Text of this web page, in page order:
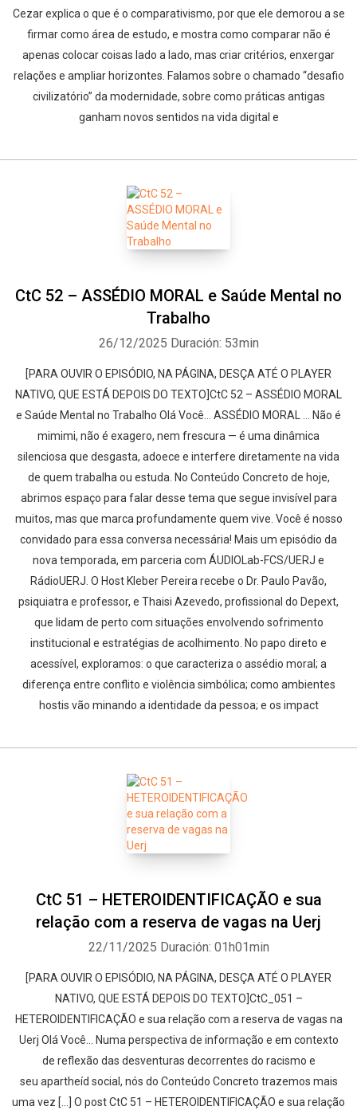
Cezar explica o que é o comparativismo, por que ele demorou a se
firmar como área de estudo, e mostra como comparar não é
apenas colocar coisas lado a lado, mas criar critérios, enxergar
relações e ampliar horizontes. Falamos sobre o chamado “desafio
civilizatório” da modernidade, sobre como práticas antigas
ganham novos sentidos na vida digital e
CtC 52 – ASSÉDIO MORAL e Saúde Mental no
Trabalho
26/12/2025 Duración: 53min
[PARA OUVIR O EPISÓDIO, NA PÁGINA, DESÇA ATÉ O PLAYER
NATIVO, QUE ESTÁ DEPOIS DO TEXTO]CtC 52 – ASSÉDIO MORAL
e Saúde Mental no Trabalho Olá Você… ASSÉDIO MORAL … Não é
mimimi, não é exagero, nem frescura — é uma dinâmica
silenciosa que desgasta, adoece e interfere diretamente na vida
de quem trabalha ou estuda. No Conteúdo Concreto de hoje,
abrimos espaço para falar desse tema que segue invisível para
muitos, mas que marca profundamente quem vive. Você é nosso
convidado para essa conversa necessária! Mais um episódio da
nova temporada, em parceria com ÁUDIOLab-FCS/UERJ e
RádioUERJ. O Host Kleber Pereira recebe o Dr. Paulo Pavão,
psiquiatra e professor, e Thaisi Azevedo, profissional do Depext,
que lidam de perto com situações envolvendo sofrimento
institucional e estratégias de acolhimento. No papo direto e
acessível, exploramos: o que caracteriza o assédio moral; a
diferença entre conflito e violência simbólica; como ambientes
hostis vão minando a identidade da pessoa; e os impact
CtC 51 – HETEROIDENTIFICAÇÃO e sua
relação com a reserva de vagas na Uerj
22/11/2025 Duración: 01h01min
[PARA OUVIR O EPISÓDIO, NA PÁGINA, DESÇA ATÉ O PLAYER
NATIVO, QUE ESTÁ DEPOIS DO TEXTO]CtC_051 –
HETEROIDENTIFICAÇÃO e sua relação com a reserva de vagas na
Uerj Olá Você… Numa perspectiva de informação e em contexto
de reflexão das desventuras decorrentes do racismo e
seu apartheíd social, nós do Conteúdo Concreto trazemos mais
uma vez […] O post CtC 51 – HETEROIDENTIFICAÇÃO e sua relação